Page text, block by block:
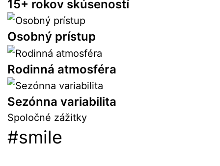
15+ rokov skúseností
Osobný prístup
Rodinná atmosféra
Sezónna variabilita
Spoločné zážitky
#smile